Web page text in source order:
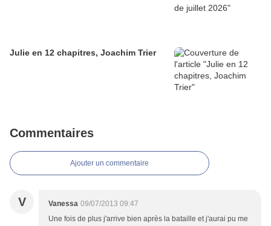
Julie en 12 chapitres, Joachim Trier
Commentaires
Ajouter un commentaire
V Vanessa 09/07/2013 09:47
Une fois de plus j'arrive bien après la bataille et j'aurai pu me